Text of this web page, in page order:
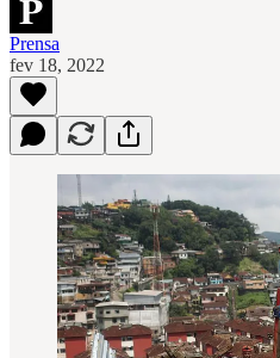
Prensa
fev 18, 2022